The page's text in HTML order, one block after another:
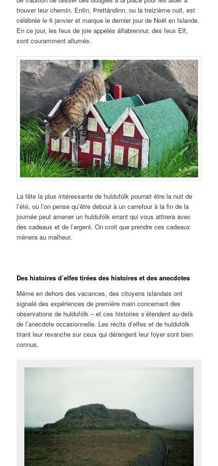
trouver leur chemin. Enfin, Þrettándinn, ou la treizième nuit, est
célébrée le 6 janvier et marque le dernier jour de Noël en Islande.
En ce jour, les feux de joie appelés álfabrennur, des feux Elf,
sont couramment allumés.
La fête la plus intéressante de huldufólk pourrait être la nuit de
l’été, où l’on pense qu’être debout à un carrefour à la fin de la
journée peut amener un huldufólk errant qui vous attirera avec
des cadeaux et de l’argent. On croit que prendre ces cadeaux
mènera au malheur.
Des histoires d’elfes tirées des histoires et des anecdotes
Même en dehors des vacances, des citoyens islandais ont
signalé des expériences de première main concernant des
observations de huldufólk – et ces histoires s’étendent au-delà
de l’anecdote occasionnelle. Les récits d’elfes et de huldufólk
tirant leur revanche sur ceux qui dérangent leur foyer sont bien
connus.